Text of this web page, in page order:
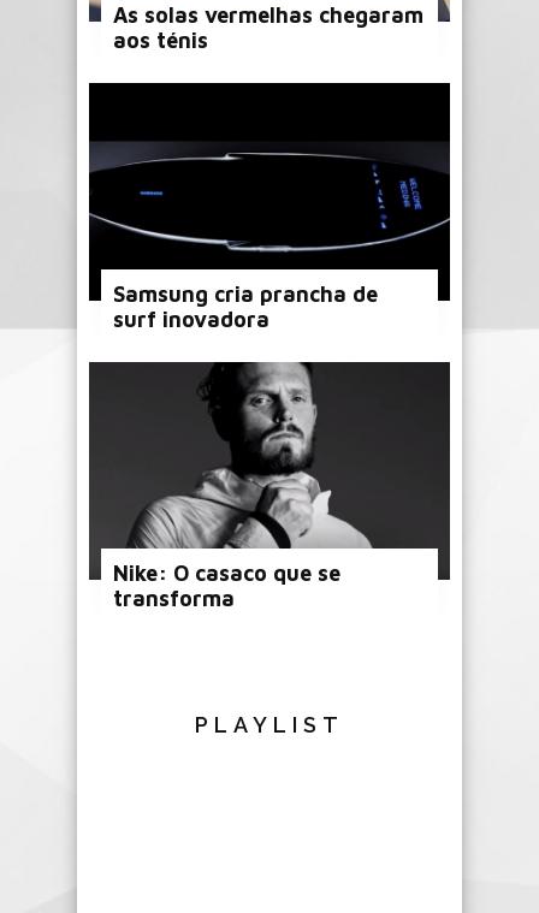
As solas vermelhas chegaram
aos ténis
Samsung cria prancha de
surf inovadora
Nike: O casaco que se
transforma
PLAYLIST